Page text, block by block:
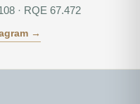
· RQE 67.472
→